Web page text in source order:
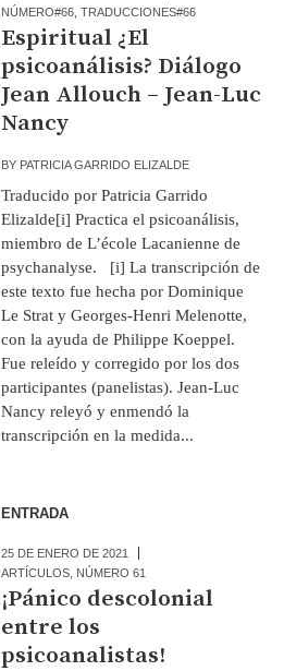
NÚMERO#66 ,TRADUCCIONES#66
Espiritual ¿El
psicoanálisis? Diálogo
Jean Allouch – Jean-Luc
Nancy
BY PATRICIA GARRIDO ELIZALDE
Traducido por Patricia Garrido
Elizalde[i] Practica el psicoanálisis,
miembro de L’école Lacanienne de
psychanalyse. [i] La transcripción de
este texto fue hecha por Dominique
Le Strat y Georges-Henri Melenotte,
con la ayuda de Philippe Koeppel.
Fue releído y corregido por los dos
participantes (panelistas). Jean-Luc
Nancy releyó y enmendó la
transcripción en la medida...
ENTRADA
25 DE ENERO DE 2021
ARTÍCULOS NÚMERO 61
¡Pánico descolonial
entre los
psicoanalistas!